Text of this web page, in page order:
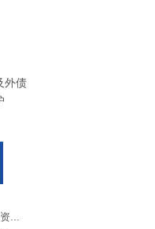
外债
...